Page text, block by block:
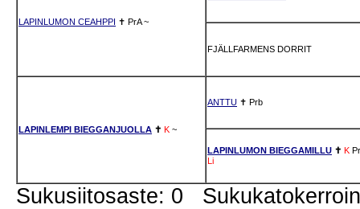
LAPINLUMON CEAHPPI ✝ PrA ~
FJÄLLFARMENS DORRIT
LAPINLEMPI BIEGGANJUOLLA ✝ K ~
ANTTU ✝ Prb
LAPINLUMON BIEGGAMILLU ✝ K
Li
Sukusiitosaste: 0